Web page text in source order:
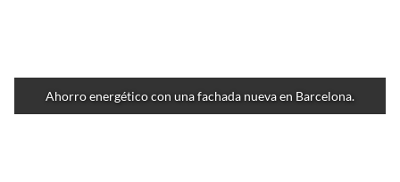
Ahorro energético con una fachada nueva en Barcelona.